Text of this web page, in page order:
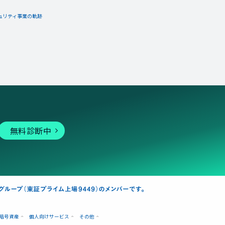
リティ事業の軌跡
無料診断中
号資産 個人向けサービス その他